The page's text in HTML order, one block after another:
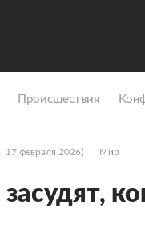
Происшествия
17 февраля 2026) Мир